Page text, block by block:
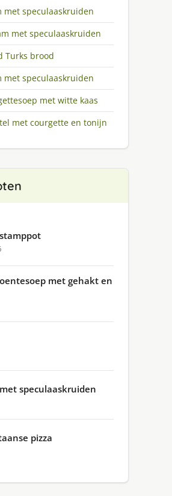
met speculaaskruiden
met speculaaskruiden
Turks brood
met speculaaskruiden
met witte kaas
met courgette en tonijn
met gehakt en
speculaaskruiden
pizza